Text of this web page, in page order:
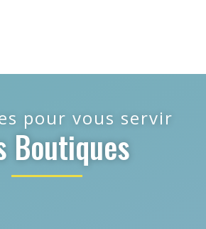
pour vous servir
Boutiques